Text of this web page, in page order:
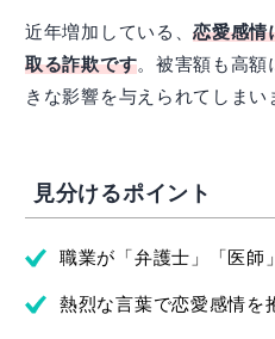
近年増加している、恋愛感情
取る詐欺です。被害額も高
きな影響を与えられてしまい
見分けるポイント
職業が「弁護士」「医師
熱烈な言葉で恋愛感情を